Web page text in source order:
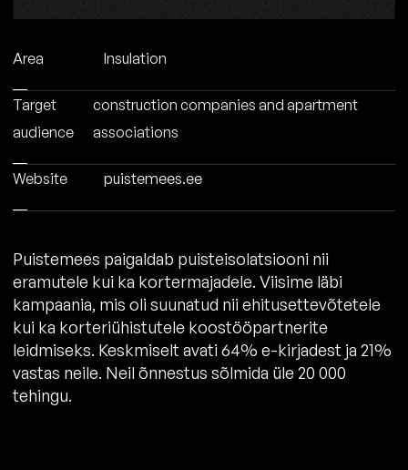
Area Insulation
Target
audience
construction companies and apartment
associations
Website puistemees.ee
Puistemees paigaldab puisteisolatsiooni nii
eramutele kui ka kortermajadele. Viisime läbi
kampaania, mis oli suunatud nii ehitusettevõtetele
kui ka korteriühistutele koostööpartnerite
leidmiseks. Keskmiselt avati 64% e-kirjadest ja 21%
vastas neile. Neil õnnestus sõlmida üle 20 000
tehingu.